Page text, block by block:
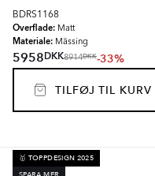
BDRS1168
Overflade: Matt
Materiale: Mässing
5958DKK8914DKK-33%
TILFØJ TIL KURV
🥇 TOPPDESIGN 2025